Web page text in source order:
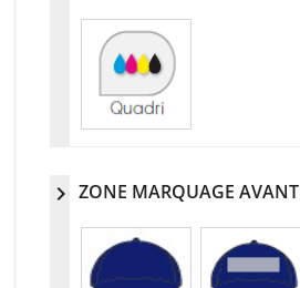
chevron_right ZONE MARQUAGE AVANT